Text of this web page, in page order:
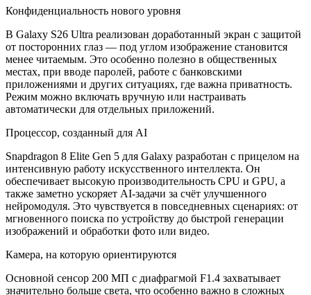
Конфиденциальность нового уровня
В Galaxy S26 Ultra реализован доработанный экран с защитой
от посторонних глаз — под углом изображение становится
менее читаемым. Это особенно полезно в общественных
местах, при вводе паролей, работе с банковскими
приложениями и других ситуациях, где важна приватность.
Режим можно включать вручную или настраивать
автоматически для отдельных приложений.
Процессор, созданный для AI
Snapdragon 8 Elite Gen 5 для Galaxy разработан с прицелом на
интенсивную работу искусственного интеллекта. Он
обеспечивает высокую производительность CPU и GPU, а
также заметно ускоряет AI-задачи за счёт улучшенного
нейромодуля. Это чувствуется в повседневных сценариях: от
мгновенного поиска по устройству до быстрой генерации
изображений и обработки фото или видео.
Камера, на которую ориентируются
Основной сенсор 200 МП с диафрагмой F1.4 захватывает
значительно больше света, что особенно важно в сложных